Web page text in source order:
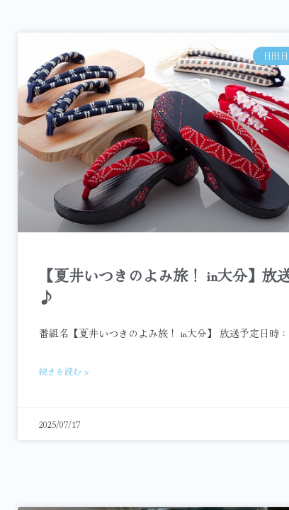
日田
【夏井いつきのよみ旅！ in大分】放
♪
番組名【夏井いつきのよみ旅！ in大分】 放送予定日時：
続きを読む »
2025/07/17